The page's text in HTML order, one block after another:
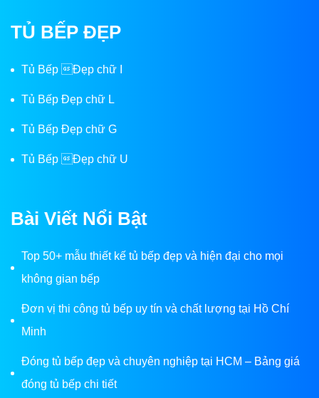
TỦ BẾP ĐẸP
Tủ Bếp Đẹp chữ I
Tủ Bếp Đẹp chữ L
Tủ Bếp Đẹp chữ G
Tủ Bếp Đẹp chữ U
Bài Viết Nổi Bật
Top 50+ mẫu thiết kế tủ bếp đẹp và hiện đại cho mọi
không gian bếp
Đơn vị thi công tủ bếp uy tín và chất lượng tại Hồ Chí
Minh
Đóng tủ bếp đẹp và chuyên nghiệp tại HCM – Bảng giá
đóng tủ bếp chi tiết